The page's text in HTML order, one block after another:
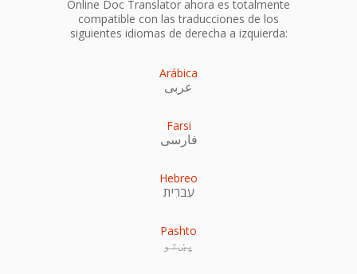
Online Doc Translator ahora es totalmente
compatible con las traducciones de los
siguientes idiomas de derecha a izquierda:
Arábica
عربى
Farsi
فارسی
Hebreo
עִברִית
Pashto
پښتو